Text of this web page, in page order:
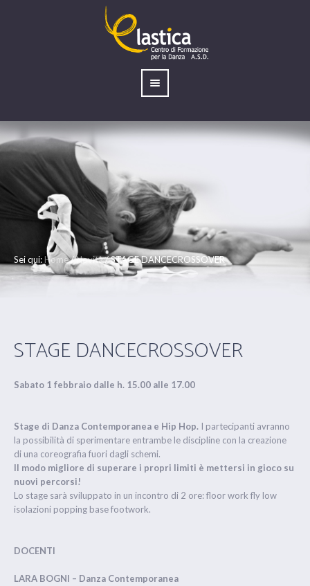
Sei qui:Home/Novità/STAGE DANCECROSSOVER
STAGE DANCECROSSOVER
Sabato 1 febbraio dalle h. 15.00 alle 17.00
Stage di Danza Contemporanea e Hip Hop. I partecipanti avranno
la possibilità di sperimentare entrambe le discipline con la creazione
di una coreografia fuori dagli schemi.
Il modo migliore di superare i propri limiti è mettersi in gioco su
nuovi percorsi!
Lo stage sarà sviluppato in un incontro di 2 ore: floor work fly low
isolazioni popping base footwork.
DOCENTI
LARA BOGNI – Danza Contemporanea